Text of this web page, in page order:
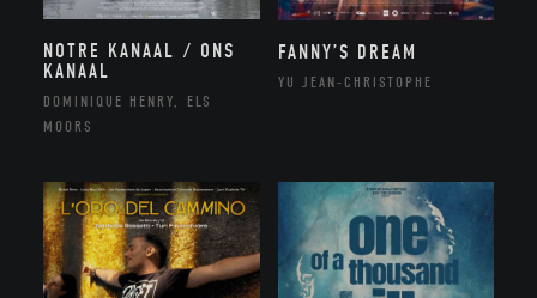
NOTRE KANAAL / ONS
KANAAL
DOMINIQUE HENRY, ELS
MOORS
FANNY’S DREAM
YU JEAN-CHRISTOPHE